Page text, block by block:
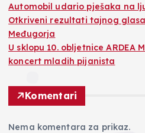
Automobil udario pješaka na
Otkriveni rezultati tajnog
Međugorja
U sklopu 10. obljetnice ARDEA
koncert mladih pijanista
Komentari
Nema komentara za prikaz.